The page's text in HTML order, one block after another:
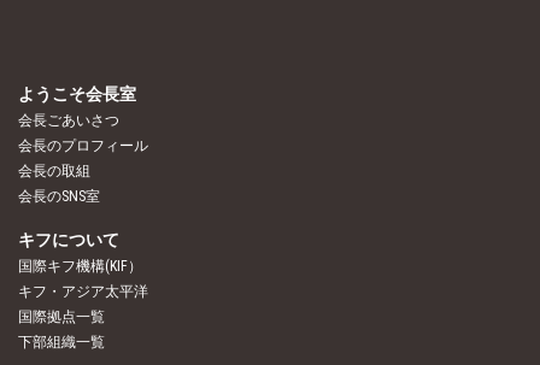
ようこそ会長室
会長ごあいさつ
会長のプロフィール
会長の取組
会長のSNS室
キフについて
国際キフ機構(KIF）
キフ・アジア太平洋
国際拠点一覧
下部組織一覧